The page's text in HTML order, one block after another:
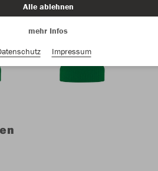
Alle ablehnen
mehr Infos
Impressum